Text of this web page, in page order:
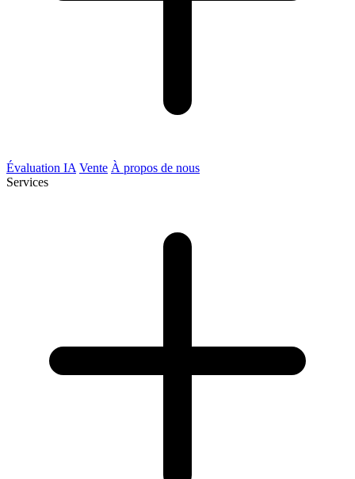
Évaluation IA Vente À propos de nous
Services